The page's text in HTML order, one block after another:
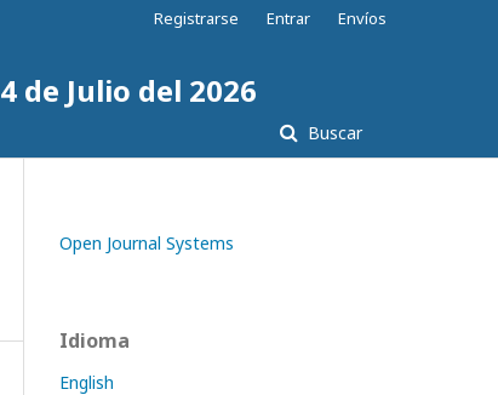
de Julio del 2026
Buscar
Registrarse Entrar Envíos
Open Journal Systems
Idioma
English